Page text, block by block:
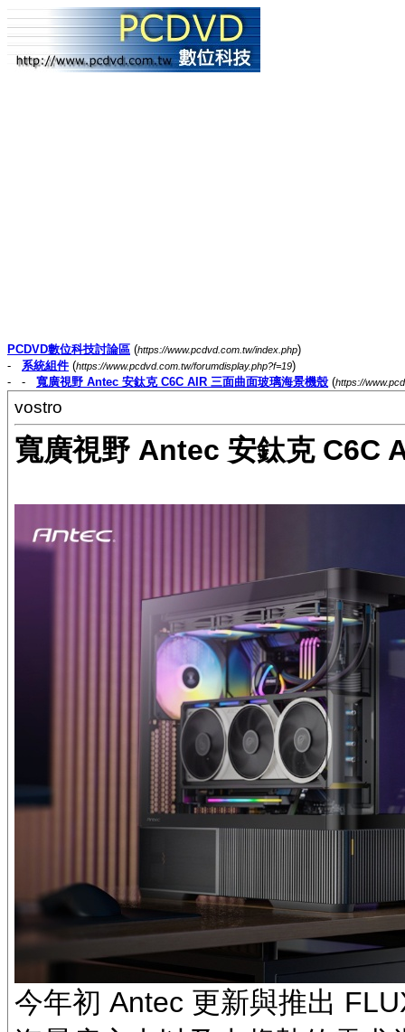
PCDVD數位科技討論區 (https://www.pcdvd.com.tw/index.php)
- 系統組件 (https://www.pcdvd.com.tw/forumdisplay.php?f=19)
- - 寬廣視野 Antec 安鈦克 C6C AIR 三面曲面玻璃海景機殼 (https://
vostro
寬廣視野 Antec 安鈦克 C6C
今年初 Antec 更新與推出